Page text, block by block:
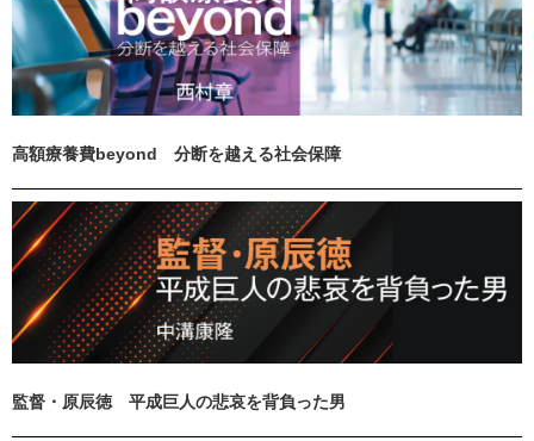
高額療養費beyond 分断を越える社会保障
監督・原辰徳 平成巨人の悲哀を背負った男